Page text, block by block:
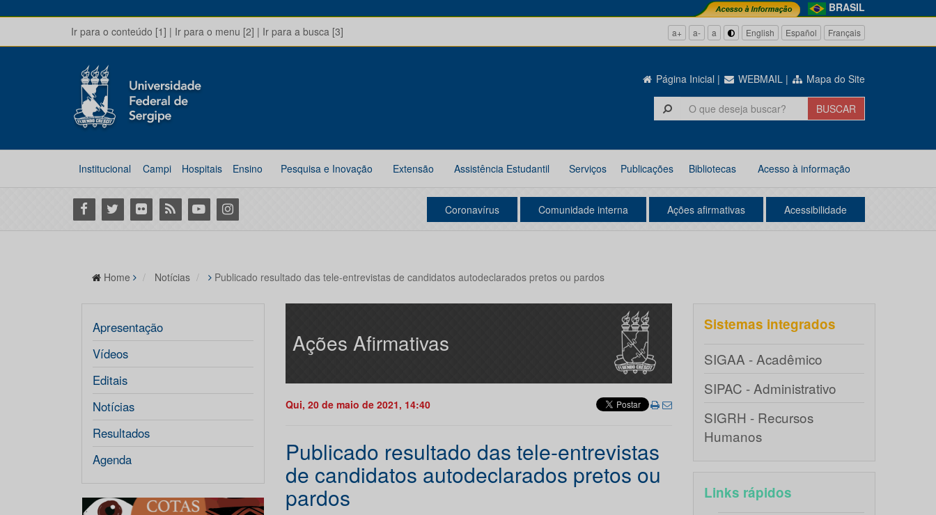
BRASIL
Ir para o conteúdo [1] | Ir para o menu [2] | Ir para a busca [3] a+ a- a English Español Français
Página Inicial | WEBMAIL | Mapa do Site
Institucional Campi Hospitais Ensino Pesquisa e Inovação Extensão Assistência Estudantil Serviços Publicações Bibliotecas Acesso à informação
Facebook
Twitter Flickr RSS YoutubeInstagram Coronavírus Comunidade interna Ações afirmativas Acessibilidade
Home Notícias Publicado resultado das tele-entrevistas de candidatos autodeclarados pretos ou pardos
Apresentação
Vídeos
Editais
Notícias
Resultados
Agenda
Ações Afirmativas
Qui, 20 de maio de 2021, 14:40
Publicado resultado das tele-entrevistas
de candidatos autodeclarados pretos ou
pardos
Sistemas integrados
SIGAA - Acadêmico
SIPAC - Administrativo
SIGRH - Recursos
Humanos
Links rápidos